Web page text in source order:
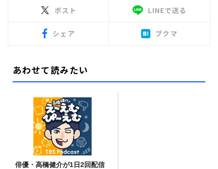
ポスト LINEで送る
シェア ブクマ
あわせて読みたい
俳優・高橋健介が1日2回配信